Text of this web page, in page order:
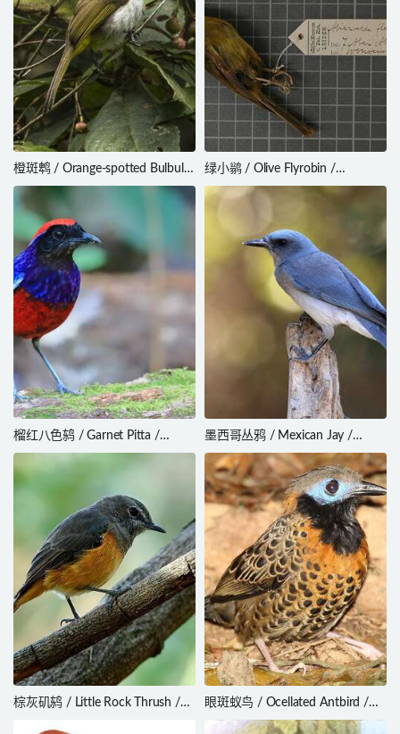
橙斑鹎 / Orange-spotted Bulbul /
Pycnonotus bimaculatus
绿小鹟 / Olive Flyrobin /
Kempiella flavovirescens
榴红八色鸫 / Garnet Pitta /
Erythropitta granatina
墨西哥丛鸦 / Mexican Jay /
Aphelocoma wollweberi
棕灰矶鸫 / Little Rock Thrush /
眼斑蚁鸟 / Ocellated Antbird /
Phaenostictus mcleannani